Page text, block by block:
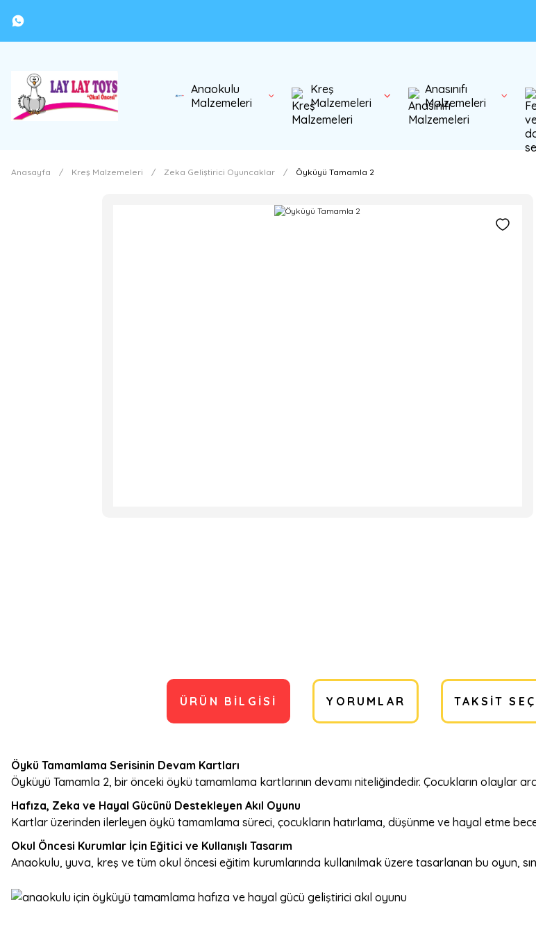
Anaokulu
Malzemeleri
Kreş
Malzemeleri
Anasınıfı
Malzemeleri
Anasayfa Kreş Malzemeleri Zeka Geliştirici Oyuncaklar Öyküyü Tamamla 2
ÜRÜN BILGISI YORUMLAR TAKSIT
Öykü Tamamlama Serisinin Devam Kartları
Öyküyü Tamamla 2, bir önceki öykü tamamlama kartlarının devamı niteliğindedir. Çocukların olaylar
Hafıza, Zeka ve Hayal Gücünü Destekleyen Akıl Oyunu
Kartlar üzerinden ilerleyen öykü tamamlama süreci, çocukların hatırlama, düşünme ve hayal etme
Okul Öncesi Kurumlar İçin Eğitici ve Kullanışlı Tasarım
Anaokulu, yuva, kreş ve tüm okul öncesi eğitim kurumlarında kullanılmak üzere tasarlanan bu oyun,